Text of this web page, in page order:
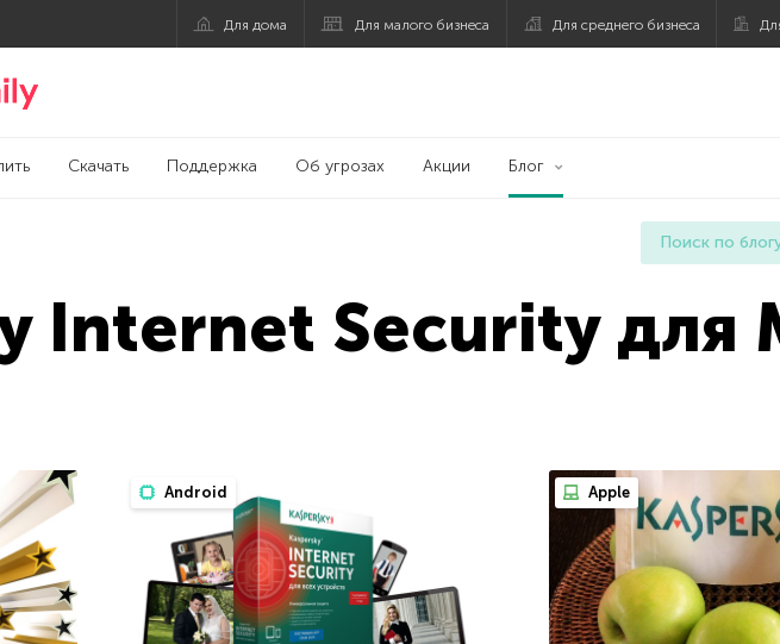
Для дома Для малого бизнеса Для среднего бизнеса
Скачать Поддержка Об угрозах Акции Блог
Internet Security для
Android Apple